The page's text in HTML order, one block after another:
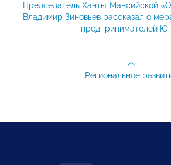
Председатель Ханты-Мансийской
Владимир Зиновьев рассказал о
предпринимателей
Региональное